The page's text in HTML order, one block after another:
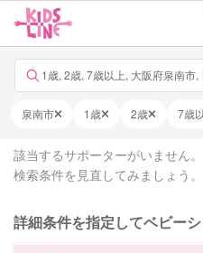
1歳, 2歳, 7歳以上, 大阪府泉南市
泉南市 1歳 2歳 7歳
該当するサポーターがいません。
検索条件を見直してみましょう。
詳細条件を指定してベビー